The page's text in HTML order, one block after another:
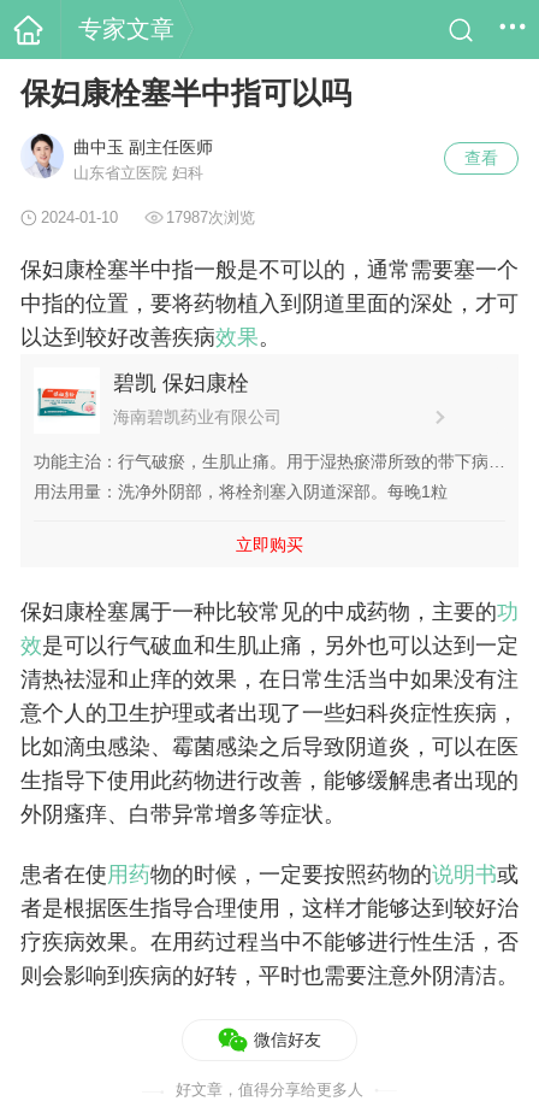
专家文章
保妇康栓塞半中指可以吗
曲中玉 副主任医师
山东省立医院 妇科
查看
2024-01-10 17987次浏览
保妇康栓塞半中指一般是不可以的，通常需要塞一个
中指的位置，要将药物植入到阴道里面的深处，才可
以达到较好改善疾病效果。
碧凯 保妇康栓
海南碧凯药业有限公司
功能主治：行气破瘀，生肌止痛。用于湿热瘀滞所致的带下病，
症见带下量多、色黄、时有阴部瘙痒；霉菌性阴道炎见上述证候
用法用量：洗净外阴部，将栓剂塞入阴道深部。每晚1粒
立即购买
保妇康栓塞属于一种比较常见的中成药物，主要的功
效是可以行气破血和生肌止痛，另外也可以达到一定
清热祛湿和止痒的效果，在日常生活当中如果没有注
意个人的卫生护理或者出现了一些妇科炎症性疾病，
比如滴虫感染、霉菌感染之后导致阴道炎，可以在医
生指导下使用此药物进行改善，能够缓解患者出现的
外阴瘙痒、白带异常增多等症状。
患者在使用药物的时候，一定要按照药物的说明书或
者是根据医生指导合理使用，这样才能够达到较好治
疗疾病效果。在用药过程当中不能够进行性生活，否
则会影响到疾病的好转，平时也需要注意外阴清洁。
微信好友
好文章，值得分享给更多人